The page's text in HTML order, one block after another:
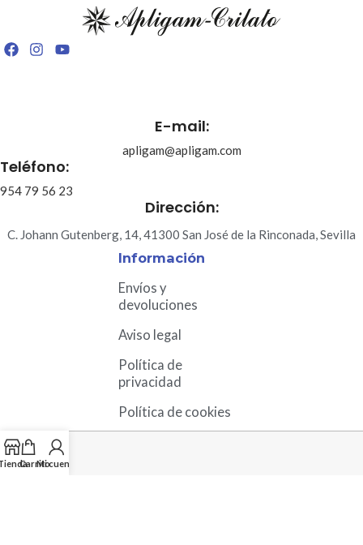
E-mail:
apligam@apligam.com
Teléfono:
954 79 56 23
Dirección:
C. Johann Gutenberg, 14, 41300 San José de la Rinconada, Sevilla
Información
Envíos y
devoluciones
Aviso legal
Política de
privacidad
Política de cookies
CarritoMi cuenta